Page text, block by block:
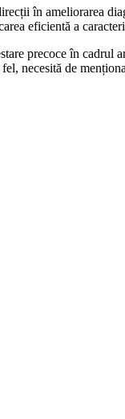
în ameliorarea
eficientă a
precoce în cadrul
necesită de